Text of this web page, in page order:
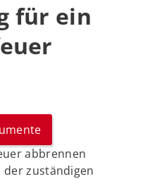
für ein
abbrennen
der zuständigen